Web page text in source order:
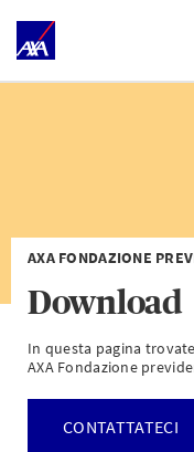
AXA FONDAZIONE
Download
In questa pagina
AXA Fondazione
CONTATTATECI